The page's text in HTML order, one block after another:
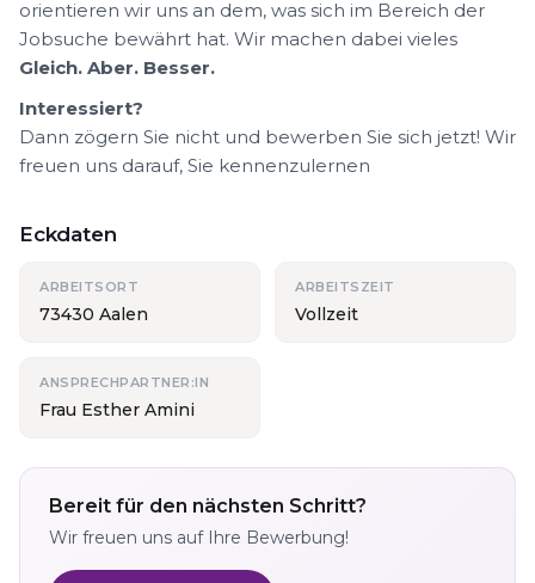
orientieren wir uns an dem, was sich im Bereich der
Jobsuche bewährt hat. Wir machen dabei vieles
Gleich. Aber. Besser.
Interessiert?
Dann zögern Sie nicht und bewerben Sie sich jetzt! Wir
freuen uns darauf, Sie kennenzulernen
Eckdaten
ARBEITSORT
73430 Aalen
ARBEITSZEIT
Vollzeit
ANSPRECHPARTNER:IN
Frau Esther Amini
Bereit für den nächsten Schritt?
Wir freuen uns auf Ihre Bewerbung!